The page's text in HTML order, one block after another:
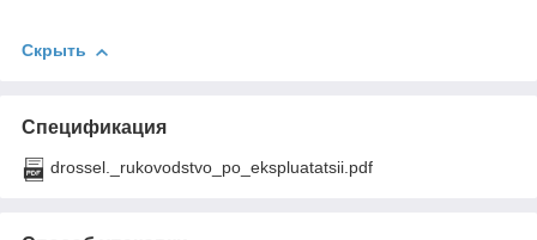
Скрыть
Спецификация
drossel._rukovodstvo_po_ekspluatatsii.pdf